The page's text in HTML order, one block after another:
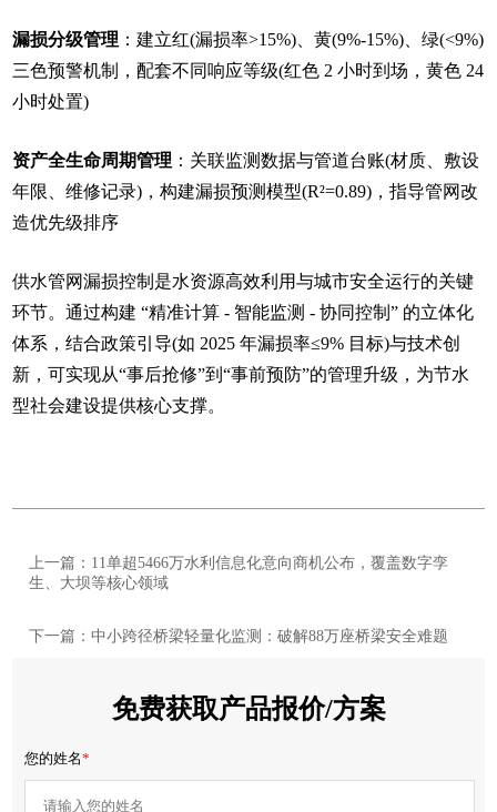
漏损分级管理 ：建立红(漏损率>15%)、黄(9%-15%)、绿(<9%)
三色预警机制，配套不同响应等级(红色 2 小时到场，黄色 24
小时处置)
资产全生命周期管理 ：关联监测数据与管道台账(材质、敷设
年限、维修记录)，构建漏损预测模型(R²=0.89)，指导管网改
造优先级排序
供水管网漏损控制是水资源高效利用与城市安全运行的关键
环节。通过构建 “精准计算 - 智能监测 - 协同控制” 的立体化
体系，结合政策引导(如 2025 年漏损率≤9% 目标)与技术创
新，可实现从“事后抢修”到“事前预防”的管理升级，为节水
型社会建设提供核心支撑。
上一篇：11单超5466万水利信息化意向商机公布，覆盖数字孪
生、大坝等核心领域
下一篇：中小跨径桥梁轻量化监测：破解88万座桥梁安全难题
免费获取产品报价/方案
您的姓名*